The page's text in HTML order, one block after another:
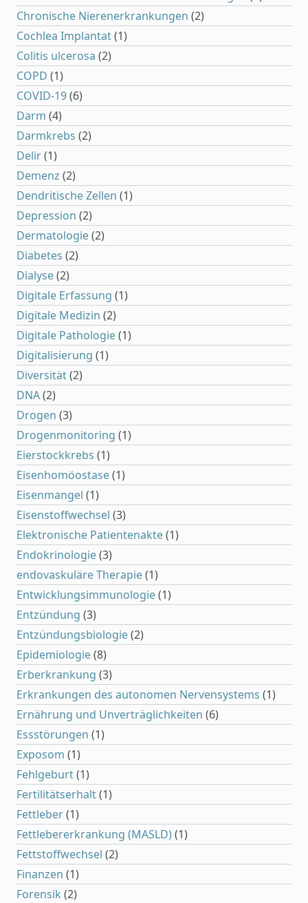
Chronische Nierenerkrankungen (2)
Cochlea Implantat(1)
Colitis ulcerosa (2)
COPD (1)
COVID-19(6)
Darm (4)
Darmkrebs (2)
Delir(1)
Demenz (2)
Dendritische Zellen (1)
Depression (2)
Dermatologie(2)
Diabetes (2)
Dialyse(2)
Digitale Erfassung (1)
Digitale Medizin (2)
Digitale Pathologie(1)
Digitalisierung (1)
Diversität(2)
DNA(2)
Drogen (3)
Drogenmonitoring (1)
Eierstockkrebs (1)
Eisenhomöostase(1)
Eisenmangel (1)
Eisenstoffwechsel (3)
Elektronische Patientenakte(1)
Endokrinologie(3)
endovaskuläre Therapie(1)
Entwicklungsimmunologie(1)
Entzündung (3)
Entzündungsbiologie(2)
Epidemiologie(8)
Erberkrankung (3)
Erkrankungen des autonomen Nervensystems (1)
Ernährung und Unverträglichkeiten (6)
Essstörungen (1)
Exposom (1)
Fehlgeburt(1)
Fertilitätserhalt(1)
Fettleber(1)
Fettlebererkrankung (MASLD)(1)
Fettstoffwechsel (2)
Finanzen (1)
Forensik (2)